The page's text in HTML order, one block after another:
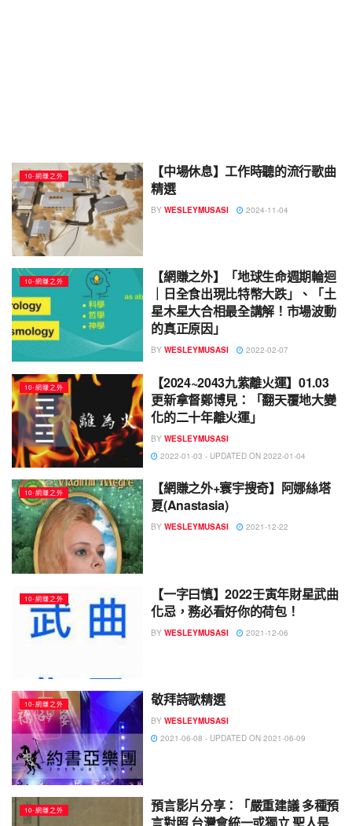
10-網賺之外
【中場休息】工作時聽的流行歌曲
精選
BY WESLEYMUSASI 2024-11-04
10-網賺之外
【網賺之外】「地球生命週期輪迴
｜日全食出現比特幣大跌」、「土
星木星大合相最全講解！市場波動
的真正原因」
BY WESLEYMUSASI 2022-02-07
10-網賺之外
【2024~2043九紫離火運】01.03
更新拿督鄭博見：「翻天覆地大變
化的二十年離火運」
BY WESLEYMUSASI
2022-01-03 - UPDATED ON 2022-01-04
10-網賺之外
【網賺之外+寰宇搜奇】阿娜絲塔
夏(Anastasia)
BY WESLEYMUSASI 2021-12-22
10-網賺之外
【一字曰慎】2022壬寅年財星武曲
化忌，務必看好你的荷包！
BY WESLEYMUSASI 2021-12-06
10-網賺之外 敬拜詩歌精選
BY WESLEYMUSASI
2021-06-08 - UPDATED ON 2021-06-09
10-網賺之外
預言影片分享：「嚴重建議 多種預
言對照 台灣會統一或獨立 聖人是